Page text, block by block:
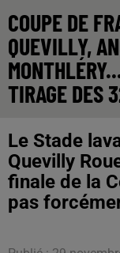
COUPE DE
QUEVILLY,
TIRAGE DES
Le Stade
Quevilly
finale de la
pas